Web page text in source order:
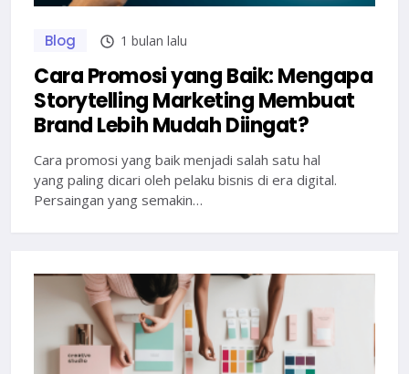
Blog 1 bulan lalu
Cara Promosi yang Baik: Mengapa
Storytelling Marketing Membuat
Brand Lebih Mudah Diingat?
Cara promosi yang baik menjadi salah satu hal
yang paling dicari oleh pelaku bisnis di era digital.
Persaingan yang semakin…